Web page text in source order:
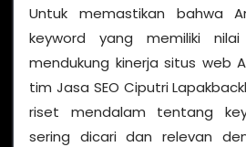
Untuk memastikan bahwa
keyword yang memiliki
mendukung kinerja situs web
tim Jasa SEO Ciputri
riset mendalam tentang
sering dicari dan relevan